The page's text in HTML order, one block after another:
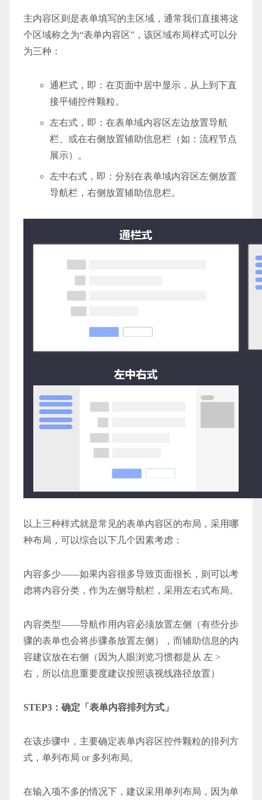
主内容区则是表单填写的主区域，通常我们直接将这
个区域称之为“表单内容区”，该区域布局样式可以分
为三种：
通栏式，即：在页面中居中显示，从上到下直
接平铺控件颗粒。
左右式，即：在表单域内容区左边放置导航
栏、或在右侧放置辅助信息栏（如：流程节点
展示）。
左中右式，即：分别在表单域内容区左侧放置
导航栏，右侧放置辅助信息栏。
以上三种样式就是常见的表单内容区的布局，采用哪
种布局，可以综合以下几个因素考虑：
内容多少——如果内容很多导致页面很长，则可以考
虑将内容分类，作为左侧导航栏，采用左右式布局。
内容类型——导航作用内容必须放置左侧（有些分步
骤的表单也会将步骤条放置左侧），而辅助信息的内
容建议放在右侧（因为人眼浏览习惯都是从 左 >
右，所以信息重要度建议按照该视线路径放置）
STEP3：确定「表单内容排列方式」
在该步骤中，主要确定表单内容区控件颗粒的排列方
式，单列布局 or 多列布局。
在输入项不多的情况下，建议采用单列布局，因为单